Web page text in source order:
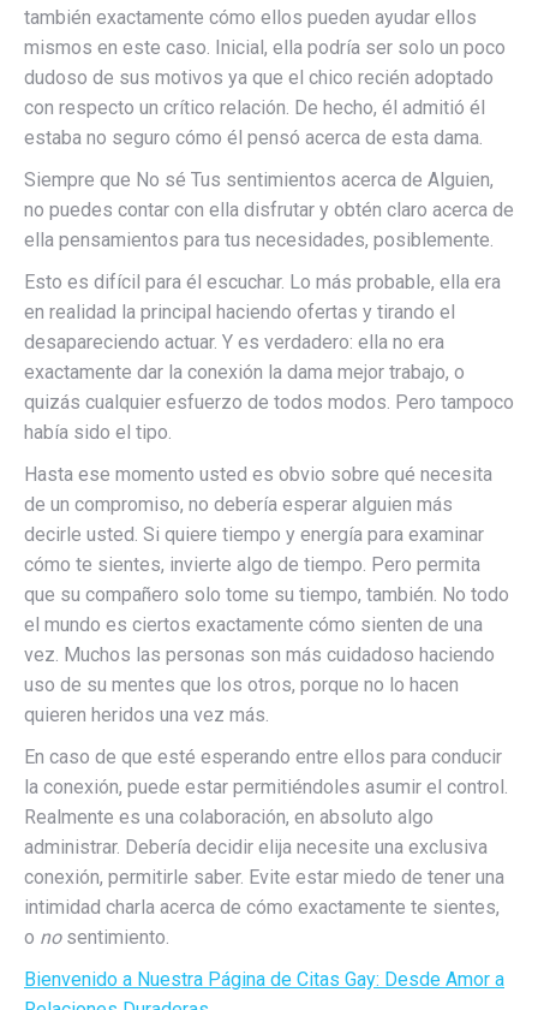
también exactamente cómo ellos pueden ayudar ellos
mismos en este caso. Inicial, ella podría ser solo un poco
dudoso de sus motivos ya que el chico recién adoptado
con respecto un crítico ​​relación. De hecho, él admitió él
estaba no seguro cómo él pensó acerca de esta dama.
Siempre que No sé Tus sentimientos acerca de Alguien,
no puedes contar con ella disfrutar y obtén claro acerca de
ella pensamientos para tus necesidades, posiblemente.
Esto es difícil para él escuchar. Lo más probable, ella era
en realidad la principal haciendo ofertas y tirando el
desapareciendo actuar. Y es verdadero: ella no era
exactamente dar la conexión la dama mejor trabajo, o
quizás cualquier esfuerzo de todos modos. Pero tampoco
había sido el tipo.
Hasta ese momento usted es obvio sobre qué necesita
de un compromiso, no debería esperar alguien más
decirle usted. Si quiere tiempo y energía para examinar
cómo te sientes, invierte algo de tiempo. Pero permita
que su compañero solo tome su tiempo, también. No todo
el mundo es ciertos exactamente cómo sienten de una
vez. Muchos las personas son más cuidadoso haciendo
uso de su mentes que los otros, porque no lo hacen
quieren heridos una vez más.
En caso de que esté esperando entre ellos para conducir
la conexión, puede estar permitiéndoles asumir el control.
Realmente es una colaboración, en absoluto algo
administrar. Debería decidir elija necesite una exclusiva
conexión, permitirle saber. Evite estar miedo de tener una
intimidad charla acerca de cómo exactamente te sientes,
o no sentimiento.
Bienvenido a Nuestra Página de Citas Gay: Desde Amor a